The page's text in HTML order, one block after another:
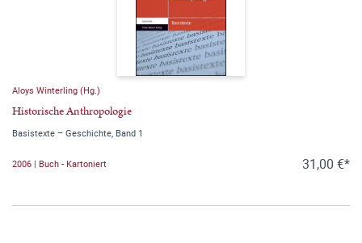
Aloys Winterling (Hg.)
Historische Anthropologie
Basistexte – Geschichte, Band 1
2006 | Buch - Kartoniert 31,00 €*